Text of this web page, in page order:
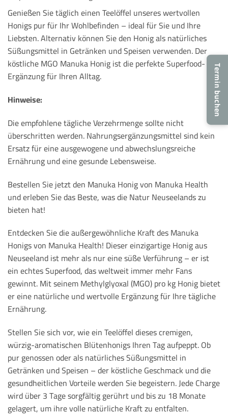
Termin buchen
Genießen Sie täglich einen Teelöffel unseres wertvollen
Honigs pur für Ihr Wohlbefinden – ideal für Sie und Ihre
Liebsten. Alternativ können Sie den Honig als natürliches
Süßungsmittel in Getränken und Speisen verwenden. Der
köstliche MGO Manuka Honig ist die perfekte Superfood-
Ergänzung für Ihren Alltag.
Hinweise:
Die empfohlene tägliche Verzehrmenge sollte nicht
überschritten werden. Nahrungsergänzungsmittel sind kein
Ersatz für eine ausgewogene und abwechslungsreiche
Ernährung und eine gesunde Lebensweise.
Bestellen Sie jetzt den Manuka Honig von Manuka Health
und erleben Sie das Beste, was die Natur Neuseelands zu
bieten hat!
Entdecken Sie die außergewöhnliche Kraft des Manuka
Honigs von Manuka Health! Dieser einzigartige Honig aus
Neuseeland ist mehr als nur eine süße Verführung – er ist
ein echtes Superfood, das weltweit immer mehr Fans
gewinnt. Mit seinem Methylglyoxal (MGO) pro kg Honig bietet
er eine natürliche und wertvolle Ergänzung für Ihre tägliche
Ernährung.
Stellen Sie sich vor, wie ein Teelöffel dieses cremigen,
würzig-aromatischen Blütenhonigs Ihren Tag aufpeppt. Ob
pur genossen oder als natürliches Süßungsmittel in
Getränken und Speisen – der köstliche Geschmack und die
gesundheitlichen Vorteile werden Sie begeistern. Jede Charge
wird über 3 Tage sorgfältig gerührt und bis zu 18 Monate
gelagert, um ihre volle natürliche Kraft zu entfalten.